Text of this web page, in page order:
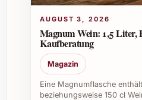
aufwerten.
Weinkeller und
wertvoller Schatz
richtiger Pflege
Prestige gewinnt.
Firmenevents und
AUGUST 3, 2026
Magnum Wein: 1,5 Liter,
Kaufberatung
Magazin
Eine Magnumflasche
beziehungsweise 150 cl